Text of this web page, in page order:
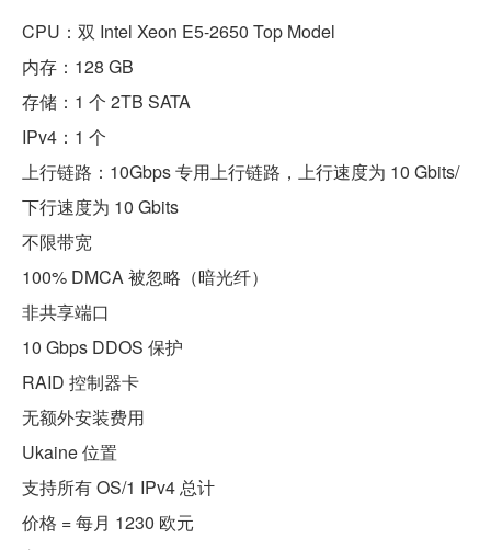
CPU：双 Intel Xeon E5-2650 Top Model
内存：128 GB
存储：1 个 2TB SATA
IPv4：1 个
上行链路：10Gbps 专用上行链路，上行速度为 10 Gbits/
下行速度为 10 Gbits
不限带宽
100% DMCA 被忽略（暗光纤）
非共享端口
10 Gbps DDOS 保护
RAID 控制器卡
无额外安装费用
Ukaine 位置
支持所有 OS/1 IPv4 总计
价格 = 每月 1230 欧元